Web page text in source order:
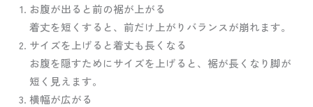
お腹が出ると前の裾が上がる
着丈を短くすると、前だけ上がりバランスが崩れます。
サイズを上げると着丈も長くなる
お腹を隠すためにサイズを上げると、裾が長くなり脚が
短く見えます。
横幅が広がる